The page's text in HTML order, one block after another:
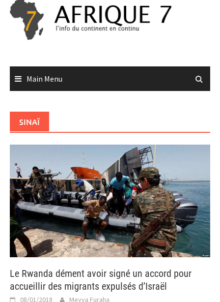
Skip
content
Main Menu
SINAÏ
Le Rwanda dément avoir signé un accord pour
accueillir des migrants expulsés d’Israël
08/01/2018 Meyya Furaha